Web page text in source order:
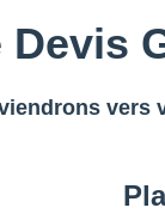
vers